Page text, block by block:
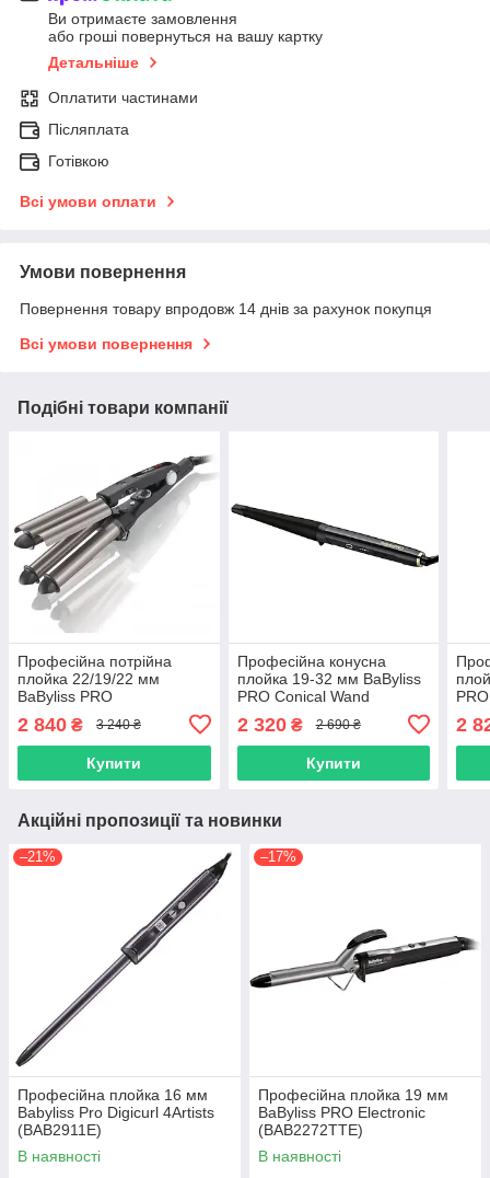
Ви отримаєте замовлення
або гроші повернуться на вашу картку
Детальніше
Оплатити частинами
Післяплата
Готівкою
Всі умови оплати
Умови повернення
Повернення товару впродовж 14 днів за рахунок покупця
Всі умови повернення
Подібні товари компанії
Професійна потрійна
плойка 22/19/22 мм
BaByliss PRO
2 840 ₴ 3 240 ₴
Купити
Професійна конусна
плойка 19-32 мм BaByliss
PRO Conical Wand
2 320₴ 2 690 ₴
Купити
2
Акційні пропозиції та новинки
–21%
Професійна плойка 16 мм
Babyliss Pro Digicurl 4Artists
(BAB2911E)
В наявності
–17%
Професійна плойка 19 мм
BaByliss PRO Electronic
(BAB2272TTE)
В наявності